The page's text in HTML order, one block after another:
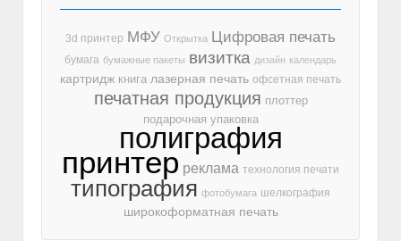
3d принтер МФУ Открытка Цифровая печать
бумага бумажные пакеты визитка дизайн календарь
картридж книга лазерная печать офсетная печать
печатная продукция плоттер
подарочная упаковка
полиграфия
принтер реклама технология печати
типография фотобумага шелкография
широкоформатная печать